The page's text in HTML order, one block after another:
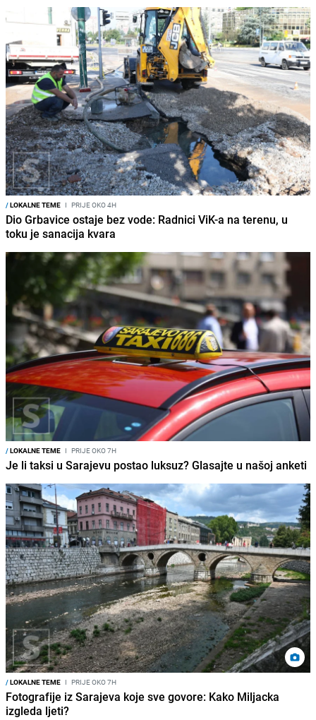
/LOKALNE TEME I PRIJE OKO 4H
Dio Grbavice ostaje bez vode: Radnici ViK-a na terenu, u
toku je sanacija kvara
/LOKALNE TEME I PRIJE OKO 7H
Je li taksi u Sarajevu postao luksuz? Glasajte u našoj anketi
/LOKALNE TEME I PRIJE OKO 7H
Fotografije iz Sarajeva koje sve govore: Kako Miljacka
izgleda ljeti?